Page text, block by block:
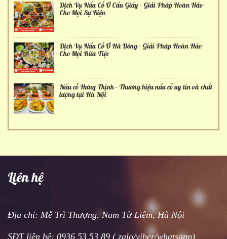
Dịch Vụ Nấu Cỗ Ở Cầu Giấy - Giải Pháp Hoàn Hảo
Cho Mọi Sự Kiện
Dịch Vụ Nấu Cỗ Ở Hà Đông - Giải Pháp Hoàn Hảo
Cho Mọi Bữa Tiệc
Nấu cỗ Hưng Thịnh - Thương hiệu nấu cỗ uy tín và chất
lượng tại Hà Nội
Liên hệ
Địa chỉ: Mễ Trì Thượng, Nam Từ Liêm, Hà Nội
SĐT liên hệ: 0936 53 53 89 ( zalo/viber/whatsapp)